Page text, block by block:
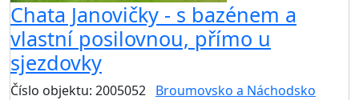
Chata Janovičky - s bazénem a
vlastní posilovnou, přímo u
sjezdovky
Číslo objektu: 2005052 Broumovsko a Náchodsko